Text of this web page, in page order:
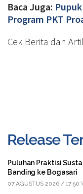
Baca Juga:
Program PKT
Cek Berita dan
Release
Puluhan Praktisi
Banding ke Bogasari
07 AGUSTUS 2026 / 17:50